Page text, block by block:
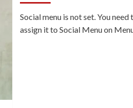
Social menu is not set. You need
assign it to Social Menu on